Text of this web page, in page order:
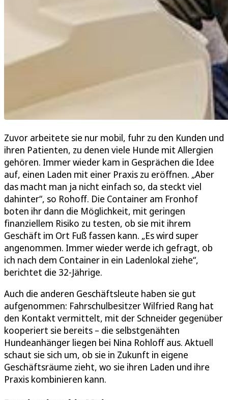
Zuvor arbeitete sie nur mobil, fuhr zu den Kunden und
ihren Patienten, zu denen viele Hunde mit Allergien
gehören. Immer wieder kam in Gesprächen die Idee
auf, einen Laden mit einer Praxis zu eröffnen. „Aber
das macht man ja nicht einfach so, da steckt viel
dahinter“, so Rohoff. Die Container am Fronhof
boten ihr dann die Möglichkeit, mit geringen
finanziellem Risiko zu testen, ob sie mit ihrem
Geschäft im Ort Fuß fassen kann. „Es wird super
angenommen. Immer wieder werde ich gefragt, ob
ich nach dem Container in ein Ladenlokal ziehe“,
berichtet die 32-Jährige.
Auch die anderen Geschäftsleute haben sie gut
aufgenommen: Fahrschulbesitzer Wilfried Rang hat
den Kontakt vermittelt, mit der Schneider gegenüber
kooperiert sie bereits – die selbstgenähten
Hundeanhänger liegen bei Nina Rohloff aus. Aktuell
schaut sie sich um, ob sie in Zukunft in eigene
Geschäftsräume zieht, wo sie ihren Laden und ihre
Praxis kombinieren kann.